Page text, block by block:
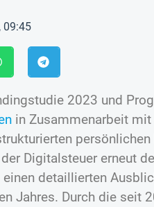
09:45
2023 und
in Zusammenarbeit
Digitalsteuer erneut
detaillierten
Jahres. Durch die seit